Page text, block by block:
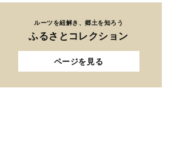
ルーツを紐解き、郷土を知ろう
ふるさとコレクション
ページを見る